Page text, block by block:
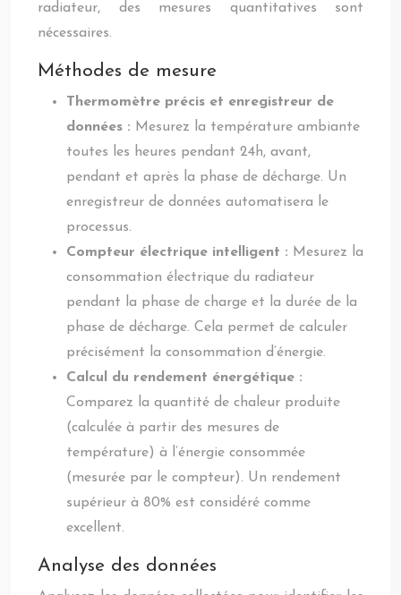
radiateur, des mesures quantitatives sont
nécessaires.
Méthodes de mesure
Thermomètre précis et enregistreur de
données : Mesurez la température ambiante
toutes les heures pendant 24h, avant,
pendant et après la phase de décharge. Un
enregistreur de données automatisera le
processus.
Compteur électrique intelligent : Mesurez la
consommation électrique du radiateur
pendant la phase de charge et la durée de la
phase de décharge. Cela permet de calculer
précisément la consommation d’énergie.
Calcul du rendement énergétique :
Comparez la quantité de chaleur produite
(calculée à partir des mesures de
température) à l’énergie consommée
(mesurée par le compteur). Un rendement
supérieur à 80% est considéré comme
excellent.
Analyse des données